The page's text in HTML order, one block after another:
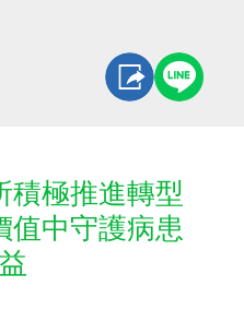
積極推進轉型
值中守護病患